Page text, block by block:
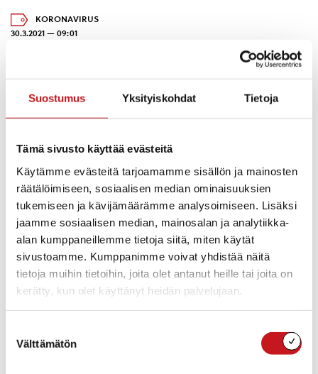
Suostumus Yksityiskohdat Tietoja
Tämä sivusto käyttää evästeitä
Käytämme evästeitä tarjoamamme sisällön ja mainosten
räätälöimiseen, sosiaalisen median ominaisuuksien
tukemiseen ja kävijämäärämme analysoimiseen. Lisäksi
jaamme sosiaalisen median, mainosalan ja analytiikka-
alan kumppaneillemme tietoja siitä, miten käytät
sivustoamme. Kumppanimme voivat yhdistää näitä
tietoja muihin tietoihin, joita olet antanut heille tai joita on
kerätty, kun olet käyttänyt heidän palvelujaan.
valinta
Välttämätön
KORONAVIRUS
30.3.2021 — 09:01
• Rokotamme tällä viikolla edelleen 75-79 vuotta sekä
kuuluville terveysasemalta ja varaamme rokotusajan.
suljettu. THL:n ohjeen mukaisesti suuntaamme
rokotteet 70 vuotta täyttäneille, joille soitamme
ikäryhmä vuorollaan terveysasemalta ja varaamme
rokotusajan.
• Rokotukset etenevät sen mukaan, miten saamme
rokotteita kuntayhtymään. Tiedotamme
rokotusvuoroista viikoittain kuntayhtymän kotisivuilla,
paikallislehdissä sekä kuntien julkisilla ilmoitustauluilla.